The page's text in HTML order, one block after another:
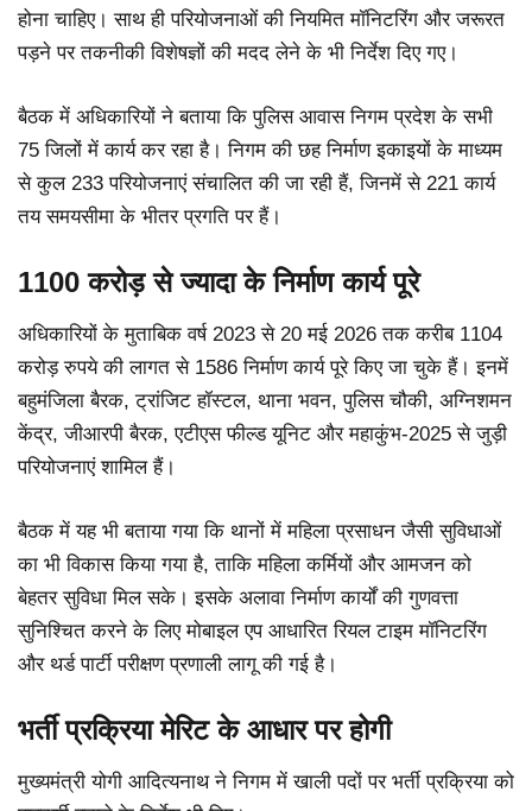
होना चाहिए। साथ ही परियोजनाओं की नियमित मॉनिटरिंग और जरूरत
पड़ने पर तकनीकी विशेषज्ञों की मदद लेने के भी निर्देश दिए गए।
बैठक में अधिकारियों ने बताया कि पुलिस आवास निगम प्रदेश के सभी
75 जिलों में कार्य कर रहा है। निगम की छह निर्माण इकाइयों के माध्यम
से कुल 233 परियोजनाएं संचालित की जा रही हैं, जिनमें से 221 कार्य
तय समयसीमा के भीतर प्रगति पर हैं।
1100 करोड़ से ज्यादा के निर्माण कार्य पूरे
अधिकारियों के मुताबिक वर्ष 2023 से 20 मई 2026 तक करीब 1104
करोड़ रुपये की लागत से 1586 निर्माण कार्य पूरे किए जा चुके हैं। इनमें
बहुमंजिला बैरक, ट्रांजिट हॉस्टल, थाना भवन, पुलिस चौकी, अग्निशमन
केंद्र, जीआरपी बैरक, एटीएस फील्ड यूनिट और महाकुंभ-2025 से जुड़ी
परियोजनाएं शामिल हैं।
बैठक में यह भी बताया गया कि थानों में महिला प्रसाधन जैसी सुविधाओं
का भी विकास किया गया है, ताकि महिला कर्मियों और आमजन को
बेहतर सुविधा मिल सके। इसके अलावा निर्माण कार्यों की गुणवत्ता
सुनिश्चित करने के लिए मोबाइल एप आधारित रियल टाइम मॉनिटरिंग
और थर्ड पार्टी परीक्षण प्रणाली लागू की गई है।
भर्ती प्रक्रिया मेरिट के आधार पर होगी
मुख्यमंत्री योगी आदित्यनाथ ने निगम में खाली पदों पर भर्ती प्रक्रिया को